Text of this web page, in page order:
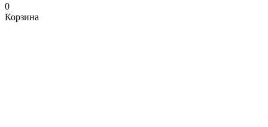
0
Корзина